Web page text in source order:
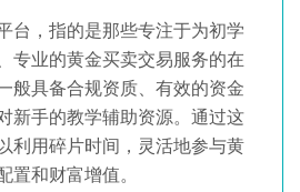
台，指的是那些专注于为初学
专业的黄金买卖交易服务的在
般具备合规资质、有效的资金
新手的教学辅助资源。通过这
利用碎片时间，灵活地参与黄
和财富增值。